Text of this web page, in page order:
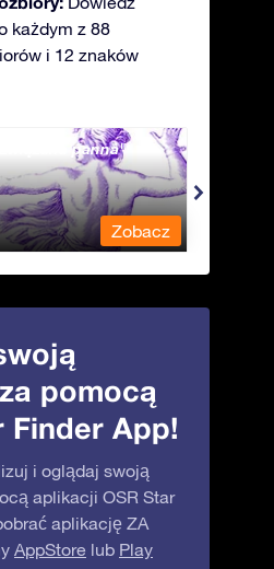
każdym z 88
i 12 znaków
panna
Zobacz
pomocą
Finder App!
i oglądaj swoją
aplikacji OSR Star
aplikację ZA
AppStore lub Play